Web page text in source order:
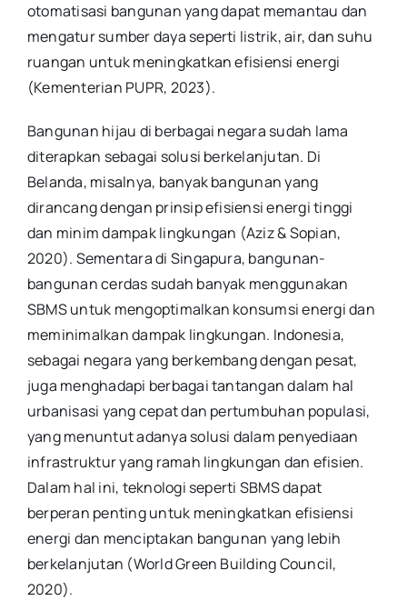
otomatisasi bangunan yang dapat memantau dan
mengatur sumber daya seperti listrik, air, dan suhu
ruangan untuk meningkatkan efisiensi energi
(Kementerian PUPR, 2023).
Bangunan hijau di berbagai negara sudah lama
diterapkan sebagai solusi berkelanjutan. Di
Belanda, misalnya, banyak bangunan yang
dirancang dengan prinsip efisiensi energi tinggi
dan minim dampak lingkungan (Aziz & Sopian,
2020). Sementara di Singapura, bangunan-
bangunan cerdas sudah banyak menggunakan
SBMS untuk mengoptimalkan konsumsi energi dan
meminimalkan dampak lingkungan. Indonesia,
sebagai negara yang berkembang dengan pesat,
juga menghadapi berbagai tantangan dalam hal
urbanisasi yang cepat dan pertumbuhan populasi,
yang menuntut adanya solusi dalam penyediaan
infrastruktur yang ramah lingkungan dan efisien.
Dalam hal ini, teknologi seperti SBMS dapat
berperan penting untuk meningkatkan efisiensi
energi dan menciptakan bangunan yang lebih
berkelanjutan (World Green Building Council,
2020).